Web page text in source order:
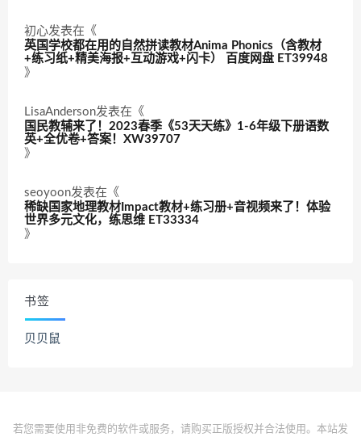
初心发表在《
英国学校都在用的自然拼读教材Anima Phonics（含教材
+练习纸+精美海报+互动游戏+闪卡） 百度网盘 ET39948
》
LisaAnderson发表在《
国民教辅来了！2023春季《53天天练》1-6年级下册语数
英+全优卷+答案！XW39707
》
seoyoon发表在《
稀缺国家地理教材Impact教材+练习册+音视频来了！体验
世界多元文化，练思维 ET33334
》
书签
贝贝鼠
若您需要使用非免费的软件或服务，请购买正版授权并合法使用。本站发